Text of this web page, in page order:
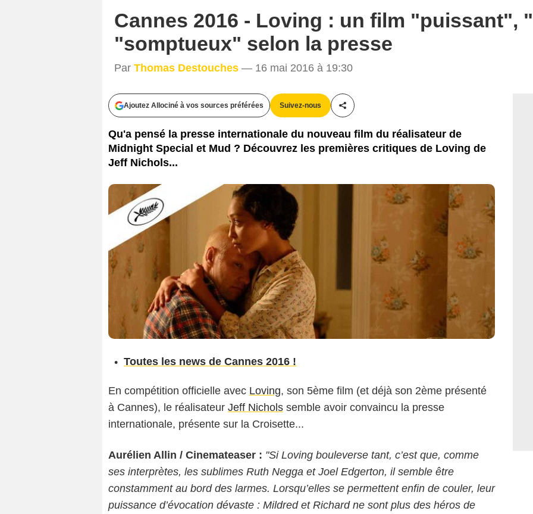
Cannes 2016 - Loving : un film "puissant",
"somptueux" selon la presse
Par Thomas Destouches — 16 mai 2016 à 19:30
Ajoutez Allociné à vos sources préférées Suivez-nous
Partager cet article
Qu'a pensé la presse internationale du nouveau film du réalisateur de
Midnight Special et Mud ? Découvrez les premières critiques de Loving de
Jeff Nichols...
Ben Rothstein © Big Beach, LLC
Toutes les news de Cannes 2016 !
En compétition officielle avec Loving, son 5ème film (et déjà son 2ème présenté
à Cannes), le réalisateur Jeff Nichols semble avoir convaincu la presse
internationale, présente sur la Croisette...
Aurélien Allin / Cinemateaser : "Si Loving bouleverse tant, c’est que, comme
ses interprètes, les sublimes Ruth Negga et Joel Edgerton, il semble être
constamment au bord des larmes. Lorsqu’elles se permettent enfin de couler, leur
puissance d’évocation dévaste : Mildred et Richard ne sont plus des héros de